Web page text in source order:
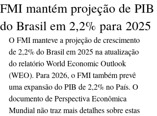
FMI mantém projeção de PIB
do Brasil em 2,2% para 2025
O FMI manteve a projeção de crescimento
de 2,2% do Brasil em 2025 na atualização
do relatório World Economic Outlook
(WEO). Para 2026, o FMI também prevê
uma expansão do PIB de 2,2% no País. O
documento de Perspectiva Econômica
Mundial não traz mais detalhes sobre estas